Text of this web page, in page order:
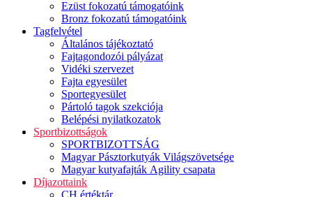
Ezüst fokozatú támogatóink
Bronz fokozatú támogatóink
Tagfelvétel
Általános tájékoztató
Fajtagondozói pályázat
Vidéki szervezet
Fajta egyesület
Sportegyesület
Pártoló tagok szekciója
Belépési nyilatkozatok
Sportbizottságok
SPORTBIZOTTSÁG
Magyar Pásztorkutyák Világszövetsége
Magyar kutyafajták Agility csapata
Díjazottaink
CH értéktár